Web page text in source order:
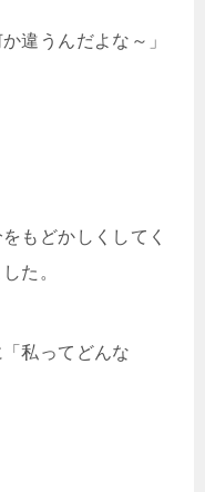
違うんだよな～」
もどかしくしてく
た。
私ってどんな